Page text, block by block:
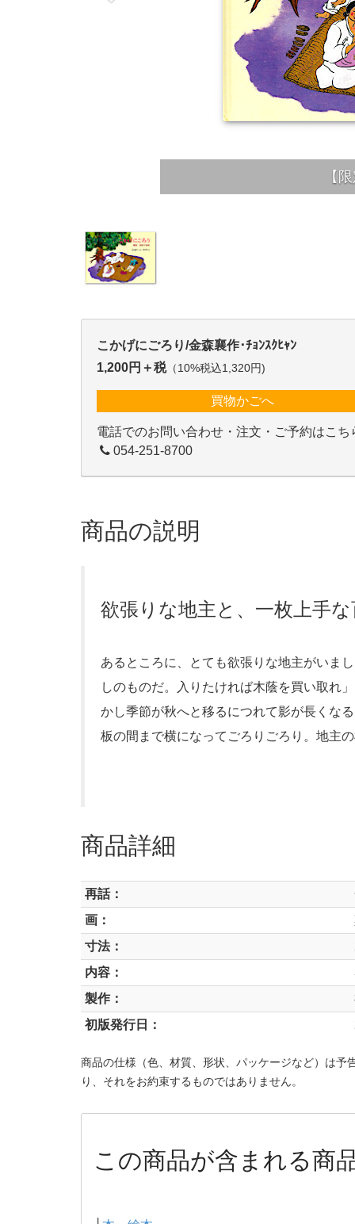
【
こかげにごろり/金森襄作･ﾁｮﾝｽｸﾋｬﾝ
1,200円＋税（10%税込1,320円)
買物かごへ
電話でのお問い合わせ・注文・ご予約はこち
054-251-8700
商品の説明
欲張りな地主と、一枚上手
あるところに、とても欲張りな地主がいま
しのものだ。入りたければ木蔭を買い取れ
かし季節が秋へと移るにつれて影が長くな
板の間まで横になってごろりごろり。地主
商品詳細
再話：
画：
寸法：
内容：
製作：
初版発行日：
商品の仕様（色、材質、形状、パッケージなど）は予
り、それをお約束するものではありません。
この商品が含まれる商